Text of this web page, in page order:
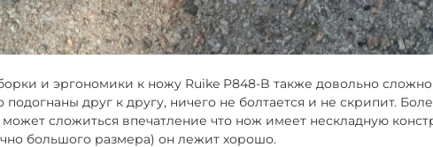
и эргономики к ножу Ruike P848-B также довольно
подогнаны друг к другу, ничего не болтается и не скрипит.
сложиться впечатление что нож имеет нескладную
большого размера) он лежит хорошо.